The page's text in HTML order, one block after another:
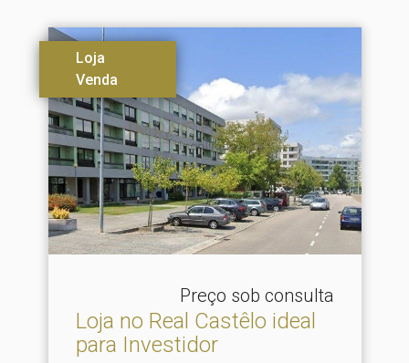
Loja
Venda
Preço sob consulta
Loja no Real Castêlo ideal
para Investidor